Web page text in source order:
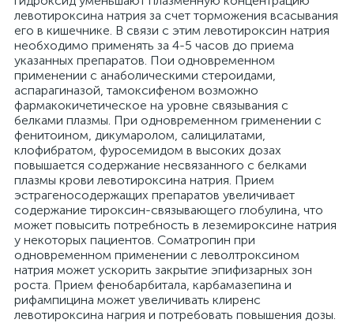
левотироксина натрия за счет торможения всасывания
его в кишечнике. В связи с этим левотироксин натрия
необходимо применять за 4-5 часов до приема
указанных препаратов. Пои одновременном
применении с анаболическими стероидами,
аспарагиназой, тамоксифеном возможно
фармакокичетическое на уровне связывания с
белками плазмы. При одновременном грименении с
фенитоином, дикумаролом, салицилатами,
клофибратом, фуросемидом в высоких дозах
повышается содержание несвязанного с белками
плазмы крови левотироксина натрия. Прием
эстрагеносодержащих препаратов увеличивает
содержание тироксин-связывающего глобулина, что
может повысить потребность в леземироксине натрия
у некоторых пациентов. Соматропин при
одновременном применении с леволтроксином
натрия может ускорить закрытие эпифизарных зон
роста. Прием фенобарбитала, карбамазепина и
рифампицина может увеличивать клиренс
левотироксина нагрия и потребовать повышения дозы.